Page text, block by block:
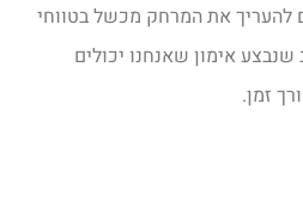
להעריך את המרחק מכשל בטווחי
מ-15. חשוב שנבצע אימון שאנחנו יכולים
זמן.